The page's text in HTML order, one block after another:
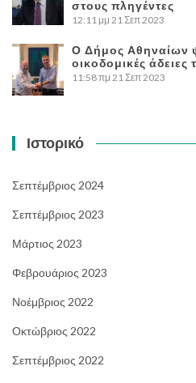
στους πληγέντες
12:11 μμ 21 Σεπ 2023
Ο Δήμος Αθηναίων
οικοδομικές
11:58 πμ 21 Σεπ 2023
Ιστορικό
Σεπτέμβριος 2024
Σεπτέμβριος 2023
Μάρτιος 2023
Φεβρουάριος 2023
Νοέμβριος 2022
Οκτώβριος 2022
Σεπτέμβριος 2022